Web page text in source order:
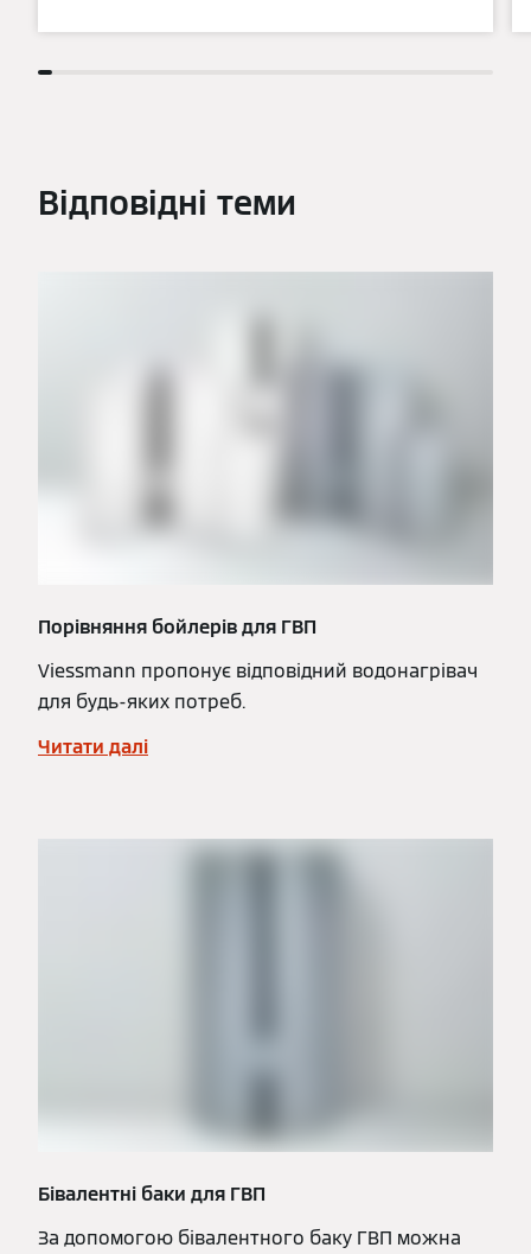
Відповідні теми
Порівняння бойлерів для ГВП
Viessmann пропонує відповідний водонагрівач
для будь-яких потреб.
Читати далі
Бівалентні баки для ГВП
За допомогою бівалентного баку ГВП можна